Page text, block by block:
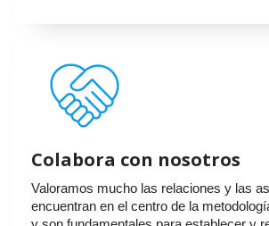
Colabora con nosotros
Valoramos mucho las relaciones y las
encuentran en el centro de la